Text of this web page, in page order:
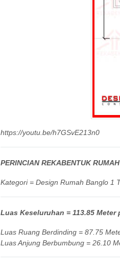
https://youtu.be/h7GSvE213n0
PERINCIAN REKABENTUK
Kategori = Design Rumah Banglo 1
Luas Keseluruhan = 113.85
Luas Ruang Berdinding = 87.75
Luas Anjung Berbumbung = 26.10